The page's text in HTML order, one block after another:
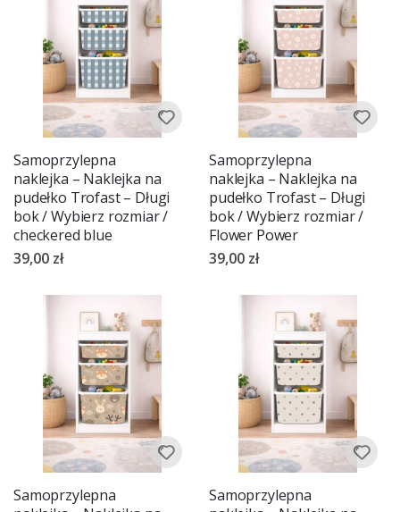
Samoprzylepna
naklejka – Naklejka na
pudełko Trofast – Długi
bok / Wybierz rozmiar /
checkered blue
39,00 zł
Samoprzylepna
naklejka – Naklejka na
pudełko Trofast – Długi
bok / Wybierz rozmiar /
Flower Power
39,00 zł
Samoprzylepna
Samoprzylepna